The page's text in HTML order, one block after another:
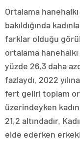
Ortalama
bakıldığında
farklar olduğu
ortalama
yüzde 26,3 daha
fazlaydı. 2022
fert geliri toplam
üzerindeyken
21,2 altındadır.
elde ederken